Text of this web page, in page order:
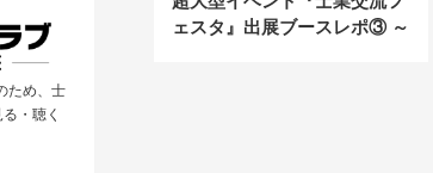
ため、士
・聴く
ェスタ』出展ブースレポ③ ～